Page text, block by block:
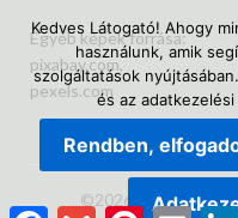
Egyéb képek forrása:
pixabay.com,
pexels.com
©2026
Kedves Látogató! Ahogy
használunk, amik
szolgáltatások
és az
Rendben,